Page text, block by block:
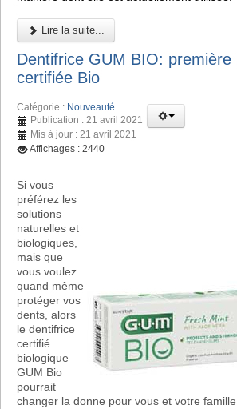
Lire la suite...
Dentifrice GUM BIO: première
certifiée Bio
Catégorie : Nouveauté
Publication : 21 avril 2021
Mis à jour : 21 avril 2021
Affichages : 2440
Si vous
préférez les
solutions
naturelles et
biologiques,
mais que
vous voulez
quand même
protéger vos
dents, alors
le dentifrice
certifié
biologique
GUM Bio
pourrait
changer la donne pour vous et votre famille.